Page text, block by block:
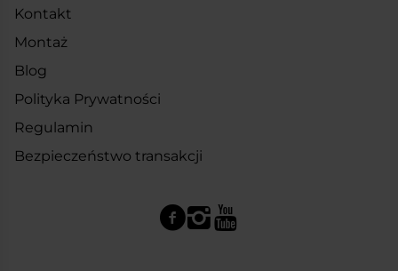
Kontakt
Montaż
Blog
Polityka Prywatności
Regulamin
Bezpieczeństwo transakcji